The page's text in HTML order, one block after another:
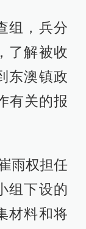
组，兵分
了解被收
东澳镇政
有关的报
雨权担任
组下设的
材料和将